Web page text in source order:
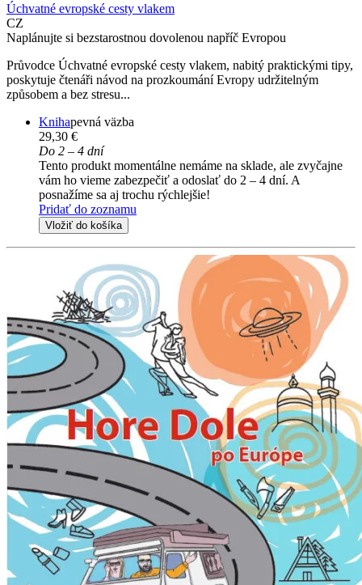
Úchvatné evropské cesty vlakem
CZ
Naplánujte si bezstarostnou dovolenou napříč Evropou
Průvodce Úchvatné evropské cesty vlakem, nabitý praktickými tipy,
poskytuje čtenáři návod na prozkoumání Evropy udržitelným
způsobem a bez stresu...
Knihapevná väzba
29,30 €
Do 2 – 4 dní
Tento produkt momentálne nemáme na sklade, ale zvyčajne
vám ho vieme zabezpečiť a odoslať do 2 – 4 dní. A
posnažíme sa aj trochu rýchlejšie!
Pridať do zoznamu
Vložiť do košíka